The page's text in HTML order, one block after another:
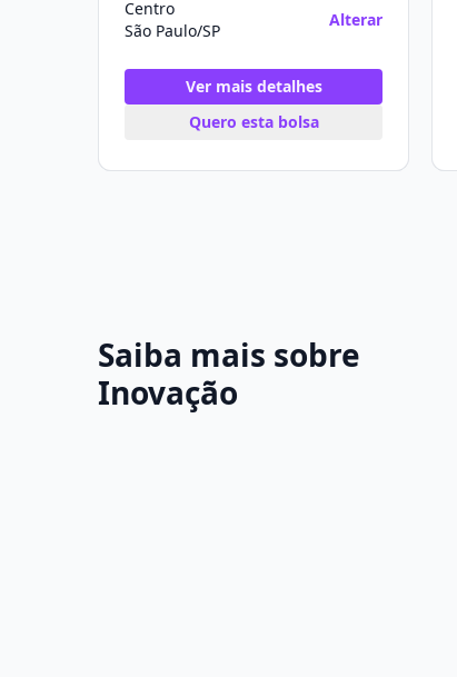
Centro
São Paulo/SP
Alterar
Ver mais detalhes
Quero esta bolsa
Saiba mais sobre
Inovação